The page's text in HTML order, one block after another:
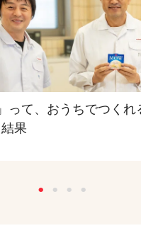
って、おうちでつくれ
果